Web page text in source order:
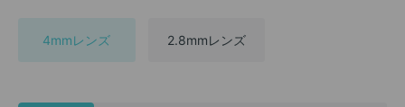
4mmレンズ 2.8mmレンズ